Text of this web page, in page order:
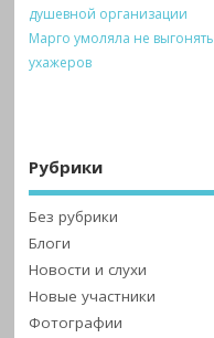
душевной организации
Марго умоляла не выгонять
ухажеров
Рубрики
Без рубрики
Блоги
Новости и слухи
Новые участники
Фотографии